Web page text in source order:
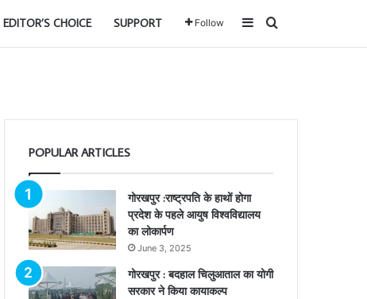
EDITOR’S CHOICE SUPPORT Follow SidebarSearch for
POPULAR ARTICLES
गोरखपुर :राष्ट्रपति के हाथों होगा
प्रदेश के पहले आयुष विश्वविद्यालय
का लोकार्पण
June 3, 2025
गोरखपुर : बदहाल चिलुआताल का योगी
सरकार ने किया कायाकल्प